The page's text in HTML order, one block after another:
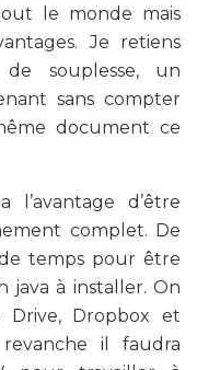
le monde mais
Je retiens
souplesse, un
sans compter
document ce
l’avantage d’être
complet. De
temps pour être
java à installer. On
Dropbox et
il faudra